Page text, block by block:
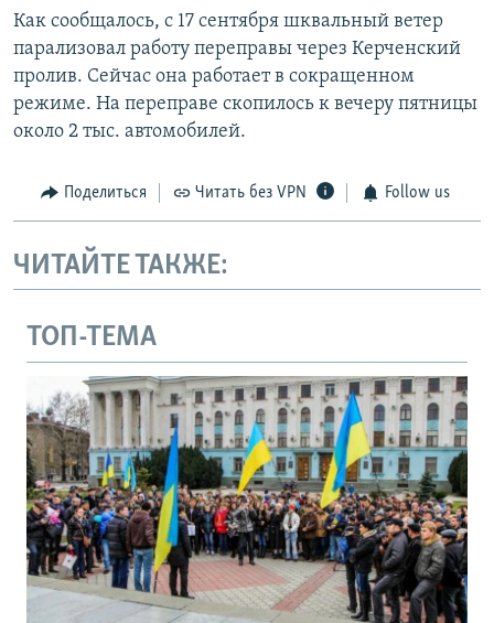
Как сообщалось, с 17 сентября шквальный ветер
парализовал работу переправы через Керченский
пролив. Сейчас она работает в сокращенном
режиме. На переправе скопилось к вечеру пятницы
около 2 тыс. автомобилей.
Поделиться Читать без VPN Follow us
ЧИТАЙТЕ ТАКЖЕ:
ТОП-ТЕМА